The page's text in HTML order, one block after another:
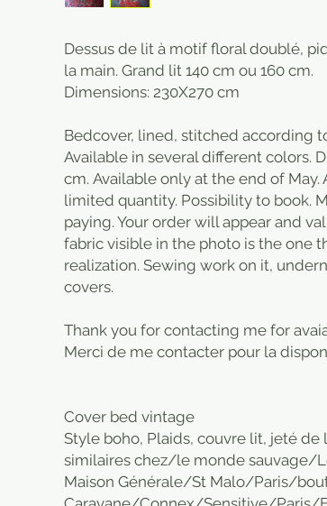
Dessus de lit à motif floral doublé,
la main. Grand lit 140 cm ou 160 cm.
Dimensions: 230X270 cm
Bedcover, lined, stitched according
Available in several different colors.
cm. Available only at the end of
limited quantity. Possibility to book.
paying. Your order will appear and
fabric visible in the photo is the one
realization. Sewing work on it,
covers.
Thank you for contacting me for
Merci de me contacter pour la
Cover bed vintage
Style boho, Plaids, couvre lit, jeté de
similaires chez/le monde sauvage/
Maison Générale/St Malo/Paris/